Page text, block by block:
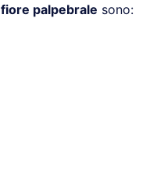
palpebrale sono: